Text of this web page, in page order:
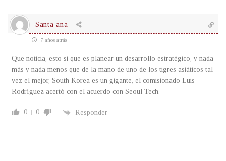
Santa ana
7 años atrás
Que noticia, esto si que es planear un desarrollo estratégico, y nada
más y nada menos que de la mano de uno de los tigres asiáticos tal
vez el mejor, South Korea es un gigante, el comisionado Luis
Rodríguez acertó con el acuerdo con Seoul Tech.
0 0 Responder